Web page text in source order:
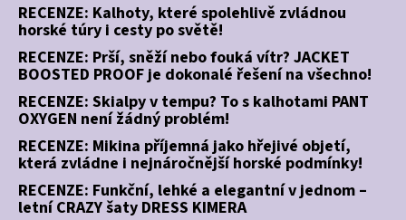
RECENZE: Kalhoty, které spolehlivě zvládnou
horské túry i cesty po světě!
RECENZE: Prší, sněží nebo fouká vítr? JACKET
BOOSTED PROOF je dokonalé řešení na všechno!
RECENZE: Skialpy v tempu? To s kalhotami PANT
OXYGEN není žádný problém!
RECENZE: Mikina příjemná jako hřejivé objetí,
která zvládne i nejnáročnější horské podmínky!
RECENZE: Funkční, lehké a elegantní v jednom –
letní CRAZY šaty DRESS KIMERA